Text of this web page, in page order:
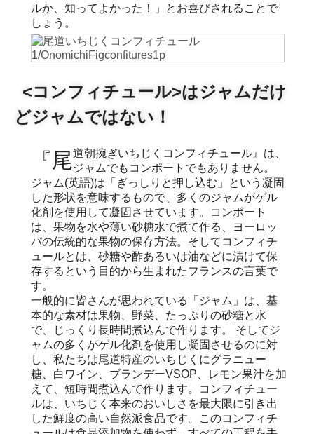
ルか、知ってよかった！」とお喜びされることで
しょう。
<コンフィチュール>はジャムだけ
どジャムではない！
『尾道朝捥ぎいちじくコンフィチュール』は、 ジャムでもコンポートでもありません。
ジャム(英語)は「ぎっしりと押し込む」という凝固
した形状を意味するもので、多くのジャムがゲル
化剤を使用して凝固させています。コンポート
は、果物を水や薄い砂糖水で煮て作る、ヨーロッ
パの伝統的な果物の保存方法。そしてコンフィチ
ュールとは、砂糖や酢あるいは油などに漬けて保
存するという目的から生まれたフランスの言葉で
す。
一般的に皆さんが思われている「ジャム」は、基
本的な素材は果物、野菜、たっぷりの砂糖と水
で、じっくり長時間煮込んで作ります。 そしてジ
ャムの多くがゲル化剤を使用し凝固させるのに対
し、私たちは尾道特産のいちじくにグラニュー
糖、白ワイン、ブランデーVSOP、レモン果汁を加
えて、短時間煮込んで作ります。コンフィチュー
ルは、いちじく本来のおいしさを最大限に引き出
した鮮度の高い自然派食品です。このコンフィチ